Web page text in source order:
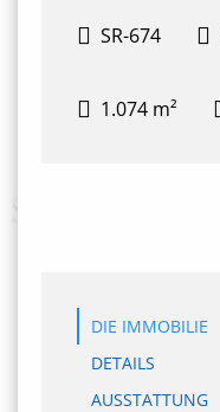
SR-674
1.074 m²
DIE IMMOBILIE
DETAILS
AUSSTATTUNG